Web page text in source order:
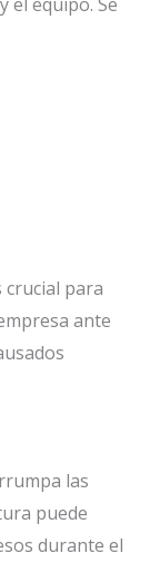
crucial para
ante
las
puede
durante el